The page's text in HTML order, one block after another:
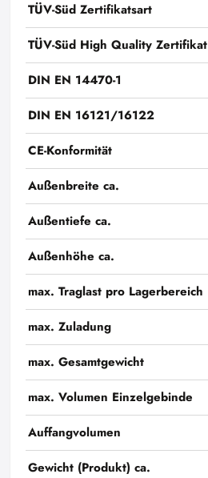
TÜV-Süd Zertifikatsart
TÜV-Süd High Quality Zertifikat
DIN EN 14470-1
DIN EN 16121/16122
CE-Konformität
Außenbreite ca.
Außentiefe ca.
Außenhöhe ca.
max. Traglast pro Lagerbereich
max. Zuladung
max. Gesamtgewicht
max. Volumen Einzelgebinde
Auffangvolumen
Gewicht (Produkt) ca.